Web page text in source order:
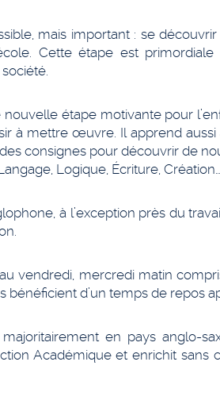
mais important : se
Cette étape est
étape motivante pour
à mettre œuvre. Il apprend
consignes pour découvrir de
Logique, Écriture, Création…
à l’exception près du
vendredi, mercredi matin
d’un temps de repos
en pays anglo-
Académique et enrichit sans